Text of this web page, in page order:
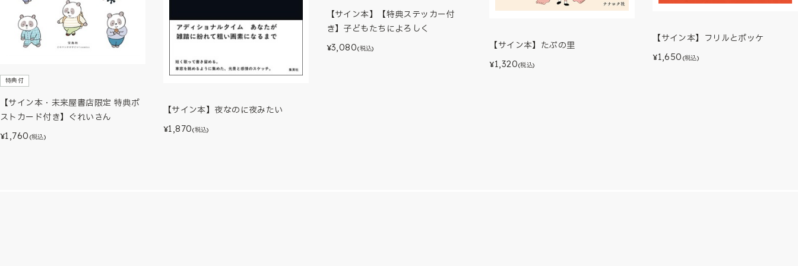
特典付
【サイン本・未来屋書店限定 特典ポ
ストカード付き】ぐれいさん
¥1,760 (税込)
【サイン本】夜なのに夜みたい
¥1,870(税込)
【サイン本】【特典ステッカー付
き】子どもたちによろしく
¥3,080(税込) 【サイン本】たぷの里
¥1,320(税込)
【サイン本】フリルとポッケ
¥1,650 (税込)